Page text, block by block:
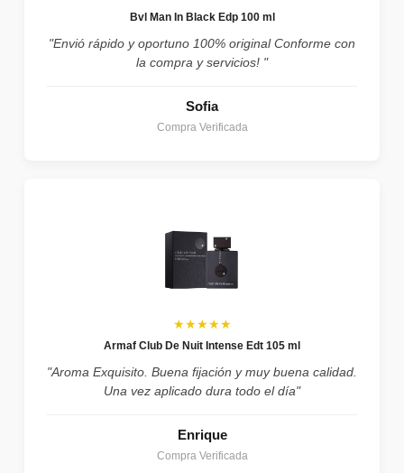
Bvl Man In Black Edp 100 ml
"Envió rápido y oportuno 100% original Conforme con
la compra y servicios! "
Sofia
Compra Verificada
★★★★★
Armaf Club De Nuit Intense Edt 105 ml
"Aroma Exquisito. Buena fijación y muy buena calidad.
Una vez aplicado dura todo el día"
Enrique
Compra Verificada